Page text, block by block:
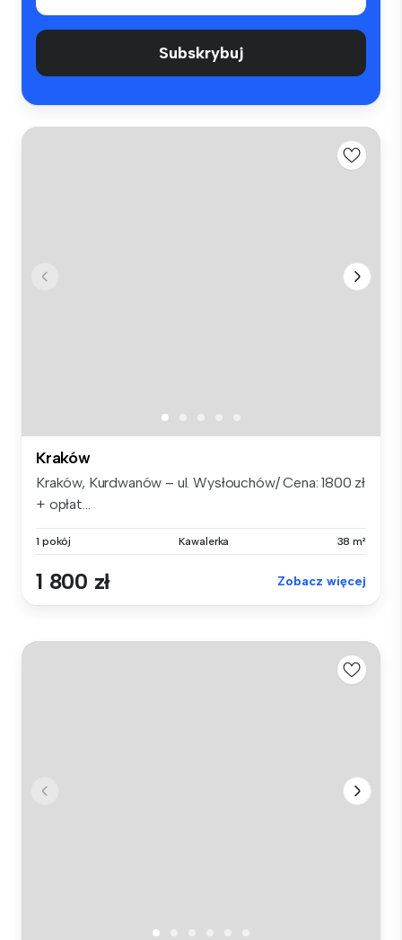
Subskrybuj
Kraków
Kraków, Kurdwanów – ul. Wysłouchów/ Cena: 1800 zł
+ opłat...
1 pokój Kawalerka 38 m²
1 800 zł Zobacz więcej